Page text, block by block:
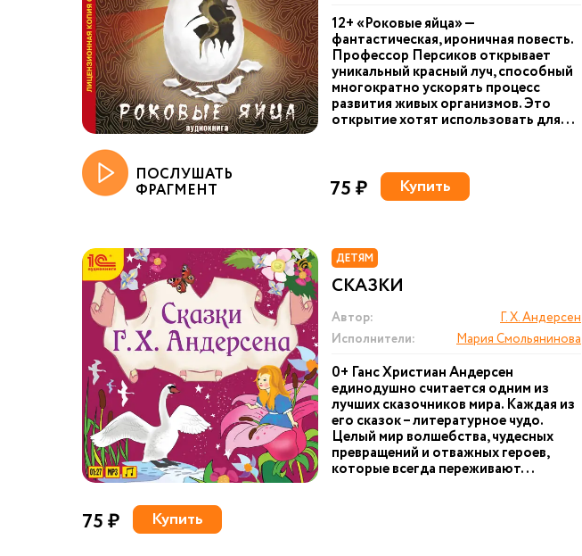
12+ «Роковые яйца» —
фантастическая, ироничная повесть.
Профессор Персиков открывает
уникальный красный луч, способный
многократно ускорять процесс
развития живых организмов. Это
открытие хотят использовать для...
ПОСЛУШАТЬ
ФРАГМЕНТ 75 ₽ Купить
ДЕТЯМ
СКАЗКИ
Автор:
Г. Х. Андерсен
Исполнители:
Мария Смольянинова
0+ Ганс Христиан Андерсен
единодушно считается одним из
лучших сказочников мира. Каждая из
его сказок – литературное чудо.
Целый мир волшебства, чудесных
превращений и отважных героев,
которые всегда переживают...
75 ₽ Купить